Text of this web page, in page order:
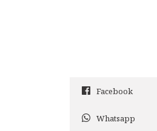
Facebook
Whatsapp